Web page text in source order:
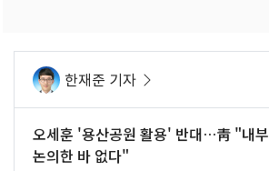
한재준 기자
오세훈 '용산공원 활용' 반대…靑 "내부
논의한 바 없다"